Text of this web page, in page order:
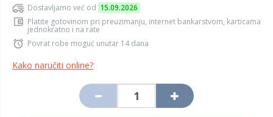
Dostavljamo već od 15.09.2026
Platite gotovinom pri preuzimanju, internet bankarstvom, karticama
jednokratno i na rate
Povrat robe moguć unutar 14 dana
Kako naručiti online?